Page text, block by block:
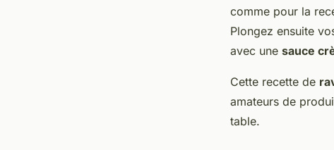
comme pour la
Plongez ensuite
avec une sauce
Cette recette de
amateurs de
table.